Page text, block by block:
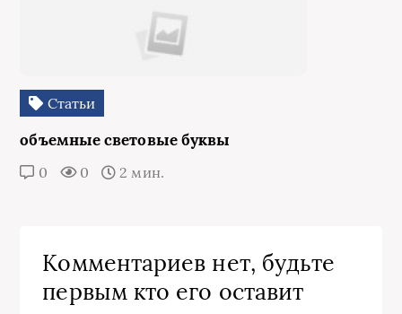
Статьи
объемные световые буквы
0 0 2 мин.
Комментариев нет, будьте
первым кто его оставит